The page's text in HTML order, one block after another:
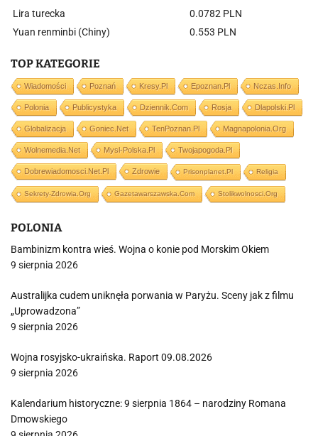
Lira turecka
0.0782 PLN
Yuan renminbi (Chiny)
0.553 PLN
TOP KATEGORIE
Wiadomości Poznań Kresy.pl Epoznan.pl Nczas.info
Polonia Publicystyka Dziennik.com Rosja Dlapolski.pl
Globalizacja Goniec.net TenPoznan.pl Magnapolonia.org
Wolnemedia.net Mysl-Polska.pl Twojapogoda.pl
Dobrewiadomosci.net.pl Zdrowie Prisonplanet.pl Religia
Sekrety-Zdrowia.org Gazetawarszawska.com Stolikwolnosci.org
POLONIA
Bambinizm kontra wieś. Wojna o konie pod Morskim Okiem
9 sierpnia 2026
Australijka cudem uniknęła porwania w Paryżu. Sceny jak z filmu
„Uprowadzona”
9 sierpnia 2026
Wojna rosyjsko-ukraińska. Raport 09.08.2026
9 sierpnia 2026
Kalendarium historyczne: 9 sierpnia 1864 – narodziny Romana
Dmowskiego